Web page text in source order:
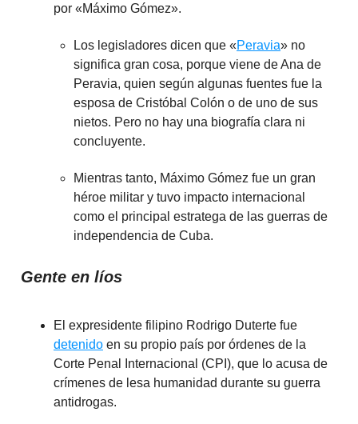
por «Máximo Gómez».
Los legisladores dicen que «Peravia» no
significa gran cosa, porque viene de Ana de
Peravia, quien según algunas fuentes fue la
esposa de Cristóbal Colón o de uno de sus
nietos. Pero no hay una biografía clara ni
concluyente.
Mientras tanto, Máximo Gómez fue un gran
héroe militar y tuvo impacto internacional
como el principal estratega de las guerras de
independencia de Cuba.
Gente en líos
El expresidente filipino Rodrigo Duterte fue
detenido en su propio país por órdenes de la
Corte Penal Internacional (CPI), que lo acusa de
crímenes de lesa humanidad durante su guerra
antidrogas.